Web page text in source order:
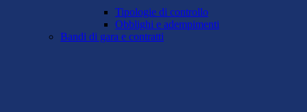
Tipologie di controllo
Obblighi e adempimenti
Bandi di gara e contratti